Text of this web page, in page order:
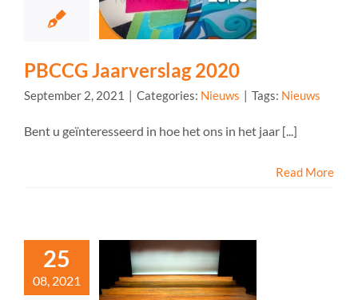
PBCCG Jaarverslag 2020
September 2, 2021 | Categories: Nieuws | Tags: Nieuws
Bent u geïnteresseerd in hoe het ons in het jaar [...]
Read More
25
08, 2021